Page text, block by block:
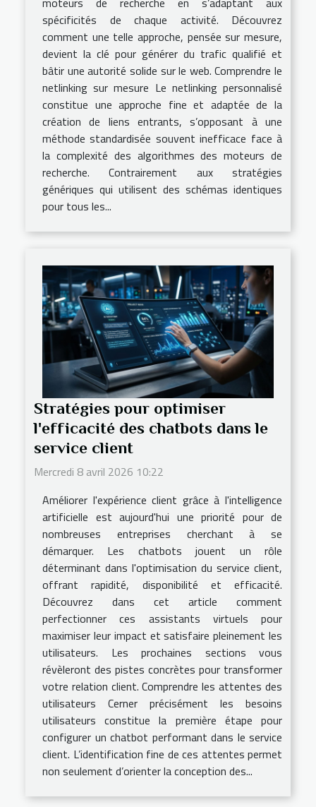
spécificités de chaque activité. Découvrez
comment une telle approche, pensée sur mesure,
devient la clé pour générer du trafic qualifié et
bâtir une autorité solide sur le web. Comprendre le
netlinking sur mesure Le netlinking personnalisé
constitue une approche fine et adaptée de la
création de liens entrants, s’opposant à une
méthode standardisée souvent inefficace face à
la complexité des algorithmes des moteurs de
recherche. Contrairement aux stratégies
génériques qui utilisent des schémas identiques
pour tous les...
Stratégies pour optimiser
l'efficacité des chatbots dans le
service client
Mercredi 8 avril 2026 10:22
Améliorer l'expérience client grâce à l'intelligence
artificielle est aujourd'hui une priorité pour de
nombreuses entreprises cherchant à se
démarquer. Les chatbots jouent un rôle
déterminant dans l'optimisation du service client,
offrant rapidité, disponibilité et efficacité.
Découvrez dans cet article comment
perfectionner ces assistants virtuels pour
maximiser leur impact et satisfaire pleinement les
utilisateurs. Les prochaines sections vous
révèleront des pistes concrètes pour transformer
votre relation client. Comprendre les attentes des
utilisateurs Cerner précisément les besoins
utilisateurs constitue la première étape pour
configurer un chatbot performant dans le service
client. L’identification fine de ces attentes permet
non seulement d’orienter la conception des...